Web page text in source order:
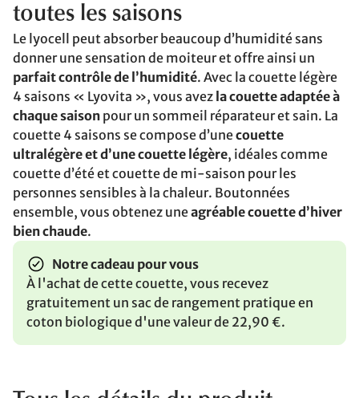
toutes les saisons
Le lyocell peut absorber beaucoup d’humidité sans
donner une sensation de moiteur et offre ainsi un
parfait contrôle de l’humidité. Avec la couette légère
4 saisons « Lyovita », vous avez la couette adaptée à
chaque saison pour un sommeil réparateur et sain. La
couette 4 saisons se compose d’unecouette
ultralégère et d’une couette légère, idéales comme
couette d’été et couette de mi-saison pour les
personnes sensibles à la chaleur. Boutonnées
ensemble, vous obtenez uneagréable couette d’hiver
bien chaude.
Notre cadeau pour vous
À l'achat de cette couette, vous recevez
gratuitement un sac de rangement pratique en
coton biologique d'une valeur de 22,90 €.